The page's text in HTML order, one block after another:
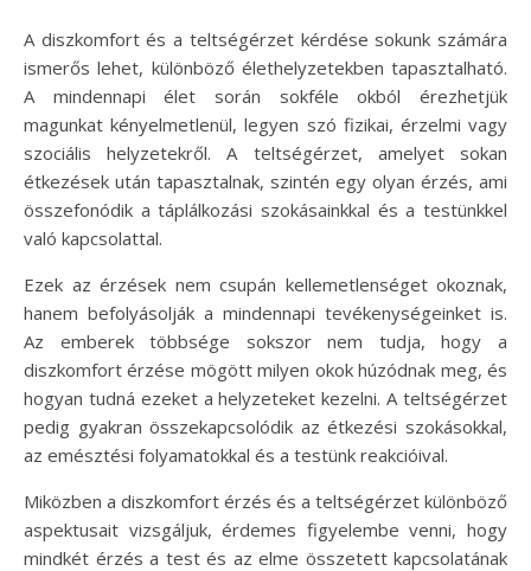
A diszkomfort és a teltségérzet kérdése sokunk számára
ismerős lehet, különböző élethelyzetekben tapasztalható.
A mindennapi élet során sokféle okból érezhetjük
magunkat kényelmetlenül, legyen szó fizikai, érzelmi vagy
szociális helyzetekről. A teltségérzet, amelyet sokan
étkezések után tapasztalnak, szintén egy olyan érzés, ami
összefonódik a táplálkozási szokásainkkal és a testünkkel
való kapcsolattal.
Ezek az érzések nem csupán kellemetlenséget okoznak,
hanem befolyásolják a mindennapi tevékenységeinket is.
Az emberek többsége sokszor nem tudja, hogy a
diszkomfort érzése mögött milyen okok húzódnak meg, és
hogyan tudná ezeket a helyzeteket kezelni. A teltségérzet
pedig gyakran összekapcsolódik az étkezési szokásokkal,
az emésztési folyamatokkal és a testünk reakcióival.
Miközben a diszkomfort érzés és a teltségérzet különböző
aspektusait vizsgáljuk, érdemes figyelembe venni, hogy
mindkét érzés a test és az elme összetett kapcsolatának